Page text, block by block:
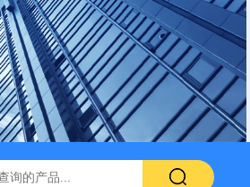
气动 ORIENTALMOTOR东方马达